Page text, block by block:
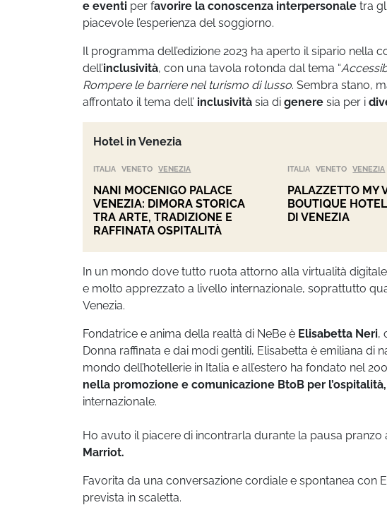
e eventi per favorire la conoscenza interpersonale tra
piacevole l’esperienza del soggiorno.
Il programma dell’edizione 2023 ha aperto il sipario nella
dell’inclusività, con una tavola rotonda dal tema “
Rompere le barriere nel turismo di lusso. Sembra stano,
affrontato il tema dell’ inclusività sia di genere sia per i
Hotel in Venezia
ITALIA VENETO VENEZIA
NANI MOCENIGO PALACE
VENEZIA: DIMORA STORICA
TRA ARTE, TRADIZIONE E
RAFFINATA OSPITALITÀ
ITALIA VENETO VENEZIA
PALAZZETTO MY
BOUTIQUE
DI VENEZIA
In un mondo dove tutto ruota attorno alla virtualità
e molto apprezzato a livello internazionale, soprattutto
Venezia.
Fondatrice e anima della realtà di NeBe è Elisabetta Neri,
Donna raffinata e dai modi gentili, Elisabetta è emiliana di
mondo dell’hotellerie in Italia e all’estero ha fondato nel
nella promozione e comunicazione BtoB per
internazionale.
Ho avuto il piacere di incontrarla durante la pausa pranzo
Marriot.
Favorita da una conversazione cordiale e spontanea con
prevista in scaletta.